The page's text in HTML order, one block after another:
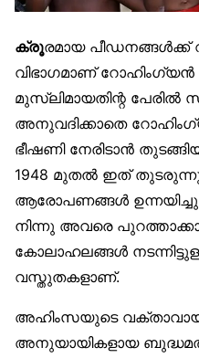
ക്രൂരമായ പീഡനങ്ങൾക്ക്
വിഭാഗമാണ്
മുസ്‌ലിമായതിന്റ പേരിൽ
അനുവദിക്കാതെ
ഭീഷണി നേരിടാൻ
1948 മുതൽ ഇത്
ആരോപണങ്ങൾ
നിന്നു അവരെ
കോലാഹലങ്ങൾ
വസ്തുതകളാണ്.
അഹിംസയുടെ വക്താവായി
അനുയായികളായ